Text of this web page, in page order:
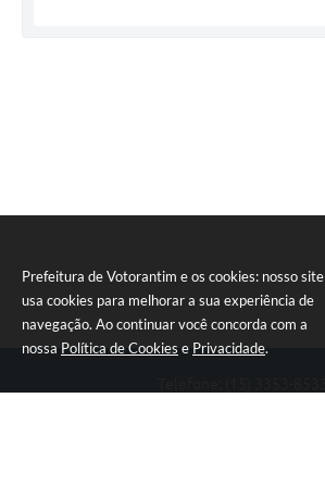
Prefeitura de Votorantim e os cookies: nosso site
usa cookies para melhorar a sua experiência de
navegação. Ao continuar você concorda com a
nossa Política de Cookies e Privacidade.